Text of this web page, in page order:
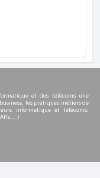
et des télécoms une
les pratiques métiers de
informatique et télécoms,